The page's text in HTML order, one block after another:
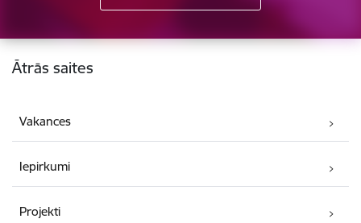
Kājene
Ātrās saites
Vakances
Iepirkumi
Projekti